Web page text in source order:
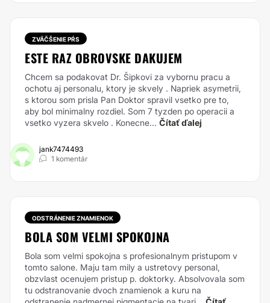
ZVÄČŠENIE PŔS
ESTE RAZ OBROVSKE DAKUJEM
Chcem sa podakovat Dr. Šipkovi za vybornu pracu a
ochotu aj personalu, ktory je skvely . Napriek asymetrii,
s ktorou som prisla Pan Doktor spravil vsetko pre to,
aby bol minimalny rozdiel. Som 7 tyzden po operacii a
vsetko vyzera skvelo . Konecne... Čítať ďalej
jank7474493
1 komentár
ODSTRÁNENIE ZNAMIENOK
BOLA SOM VELMI SPOKOJNA
Bola som velmi spokojna s profesionalnym pristupom v
tomto salone. Maju tam mily a ustretovy personal,
obzvlast ocenujem pristup p. doktorky. Absolvovala som
tu odstranovanie dvoch znamienok a kuru na